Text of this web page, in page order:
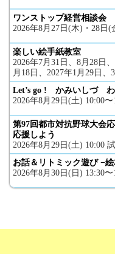
ワンストップ経営相談会
2026年8月27日(木)・28日(
楽しい絵手紙教室
2026年7月31日、8月28日
月18日、2027年1月29日
Let’s go ! かみいしづ わ
2026年8月29日(土) 10:00〜
第97回都市対抗野球大会
応援しよう
2026年8月29日(土) 10:00
お話＆リトミック遊び −
2026年8月30日(日) 13:30〜